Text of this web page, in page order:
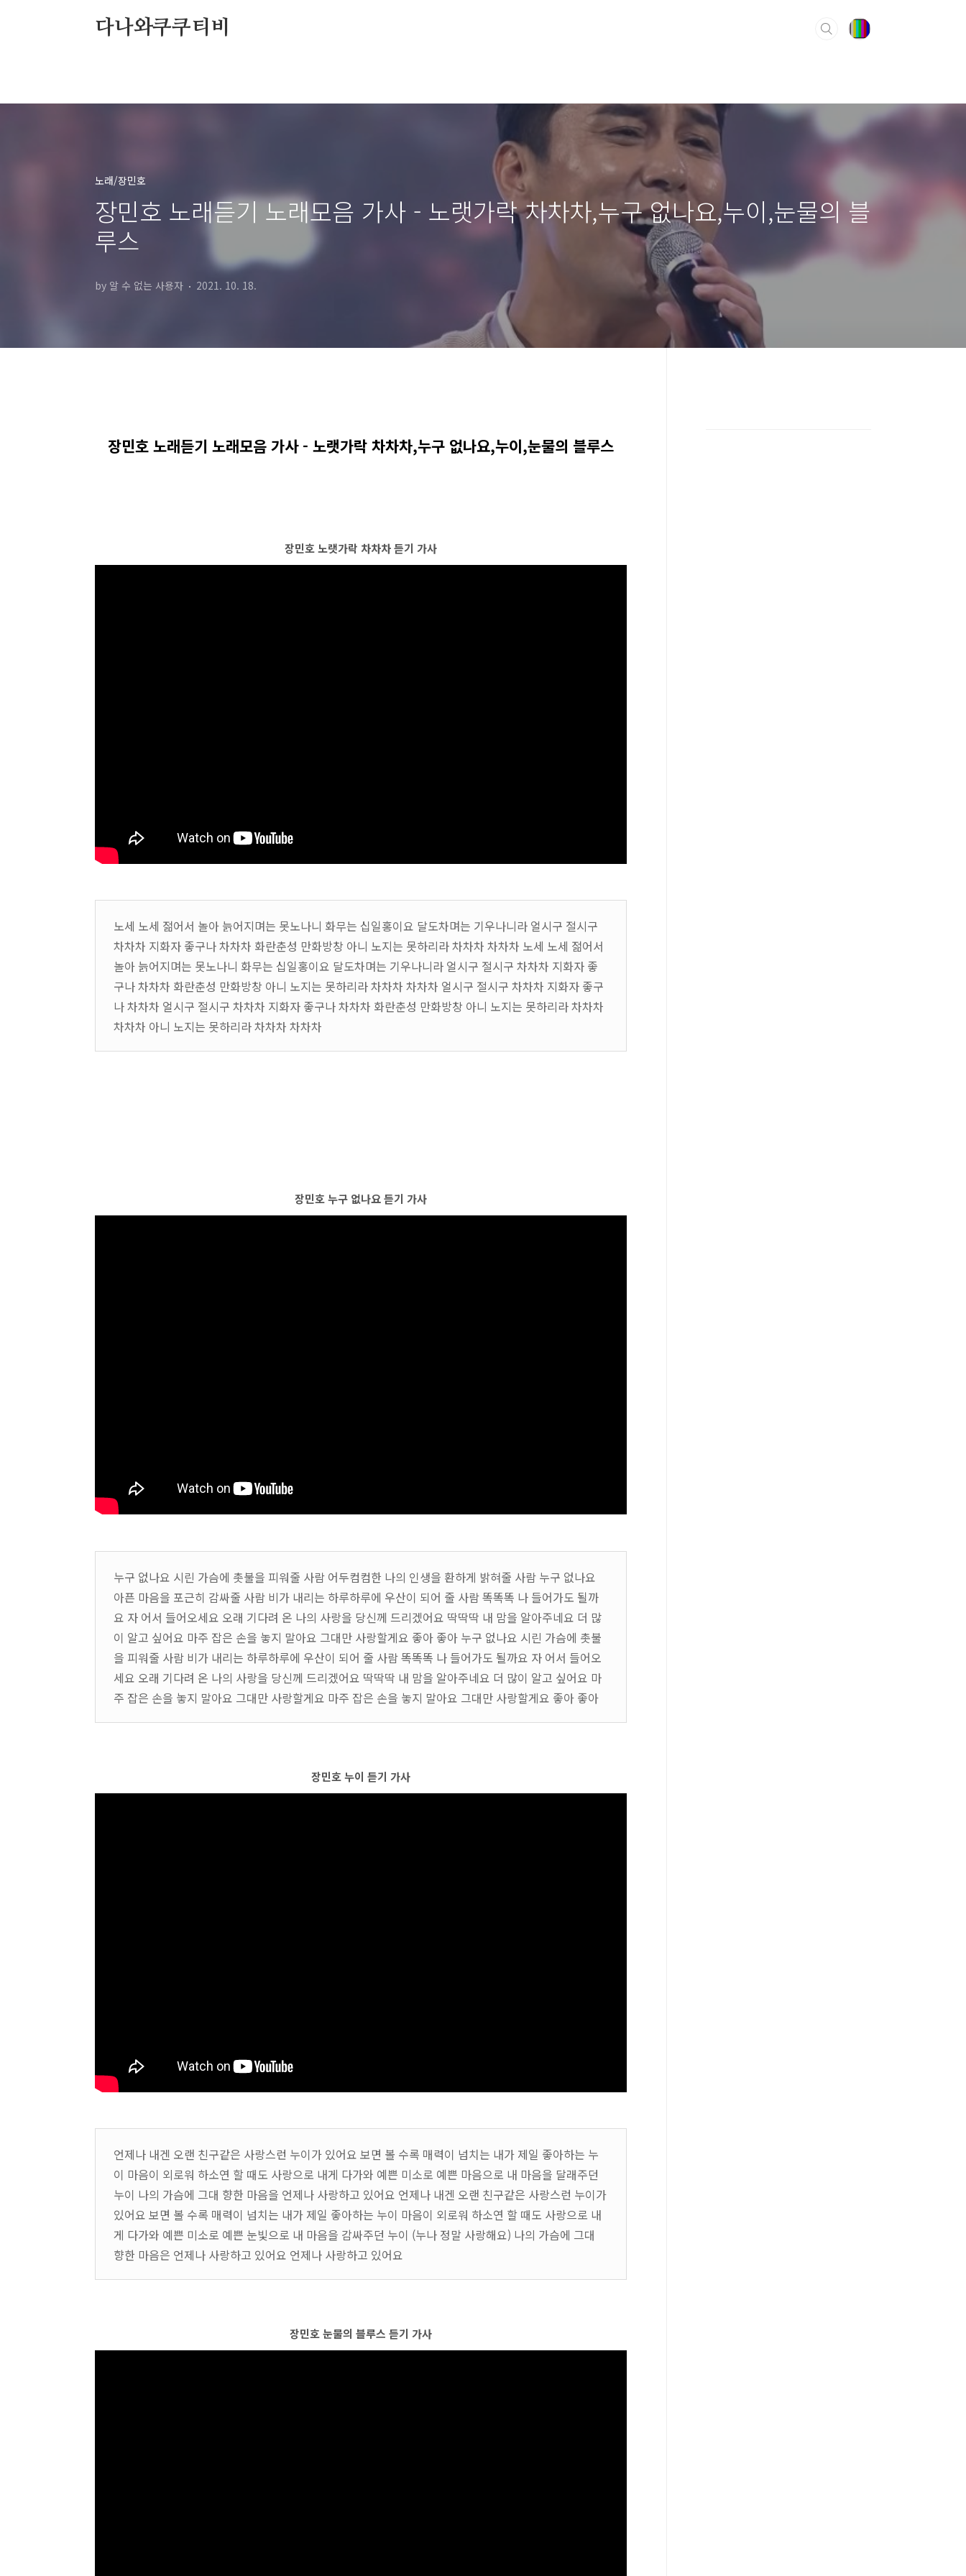
다나와쿠쿠티비
노래/장민호
장민호 노래듣기 노래모음 가사 - 노랫가락 차차차,누구 없나요,누이,눈물의 블
루스
by 알 수 없는 사용자 2021. 10. 18.
장민호 노래듣기 노래모음 가사 - 노랫가락 차차차,누구 없나요,누이,눈물의 블루스
장민호 노랫가락 차차차 듣기 가사
노세 노세 젊어서 놀아 늙어지며는 못노나니 화무는 십일홍이요 달도차며는 기우나니라 얼시구 절시구
차차차 지화자 좋구나 차차차 화란춘성 만화방창 아니 노지는 못하리라 차차차 차차차 노세 노세 젊어서
놀아 늙어지며는 못노나니 화무는 십일홍이요 달도차며는 기우나니라 얼시구 절시구 차차차 지화자 좋
구나 차차차 화란춘성 만화방창 아니 노지는 못하리라 차차차 차차차 얼시구 절시구 차차차 지화자 좋구
나 차차차 얼시구 절시구 차차차 지화자 좋구나 차차차 화란춘성 만화방창 아니 노지는 못하리라 차차차
차차차 아니 노지는 못하리라 차차차 차차차
장민호 누구 없나요 듣기 가사
누구 없나요 시린 가슴에 촛불을 피워줄 사람 어두컴컴한 나의 인생을 환하게 밝혀줄 사람 누구 없나요
아픈 마음을 포근히 감싸줄 사람 비가 내리는 하루하루에 우산이 되어 줄 사람 똑똑똑 나 들어가도 될까
요 자 어서 들어오세요 오래 기다려 온 나의 사랑을 당신께 드리겠어요 딱딱딱 내 맘을 알아주네요 더 많
이 알고 싶어요 마주 잡은 손을 놓지 말아요 그대만 사랑할게요 좋아 좋아 누구 없나요 시린 가슴에 촛불
을 피워줄 사람 비가 내리는 하루하루에 우산이 되어 줄 사람 똑똑똑 나 들어가도 될까요 자 어서 들어오
세요 오래 기다려 온 나의 사랑을 당신께 드리겠어요 딱딱딱 내 맘을 알아주네요 더 많이 알고 싶어요 마
주 잡은 손을 놓지 말아요 그대만 사랑할게요 마주 잡은 손을 놓지 말아요 그대만 사랑할게요 좋아 좋아
장민호 누이 듣기 가사
언제나 내겐 오랜 친구같은 사랑스런 누이가 있어요 보면 볼 수록 매력이 넘치는 내가 제일 좋아하는 누
이 마음이 외로워 하소연 할 때도 사랑으로 내게 다가와 예쁜 미소로 예쁜 마음으로 내 마음을 달래주던
누이 나의 가슴에 그대 향한 마음을 언제나 사랑하고 있어요 언제나 내겐 오랜 친구같은 사랑스런 누이가
있어요 보면 볼 수록 매력이 넘치는 내가 제일 좋아하는 누이 마음이 외로워 하소연 할 때도 사랑으로 내
게 다가와 예쁜 미소로 예쁜 눈빛으로 내 마음을 감싸주던 누이 (누나 정말 사랑해요) 나의 가슴에 그대
향한 마음은 언제나 사랑하고 있어요 언제나 사랑하고 있어요
장민호 눈물의 블루스 듣기 가사